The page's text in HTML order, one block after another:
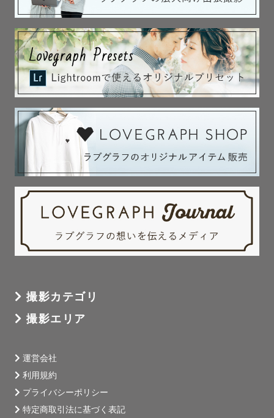
撮影カテゴリ
撮影エリア
運営会社
利用規約
プライバシーポリシー
特定商取引法に基づく表記